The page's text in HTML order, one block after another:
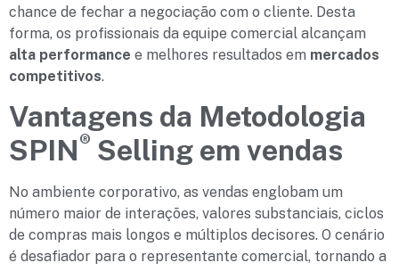
chance de fechar a negociação com o cliente. Desta
forma, os profissionais da equipe comercial alcançam
alta performance e melhores resultados em mercados
competitivos.
Vantagens da Metodologia
SPIN® Selling em vendas
No ambiente corporativo, as vendas englobam um
número maior de interações, valores substanciais, ciclos
de compras mais longos e múltiplos decisores. O cenário
é desafiador para o representante comercial, tornando a